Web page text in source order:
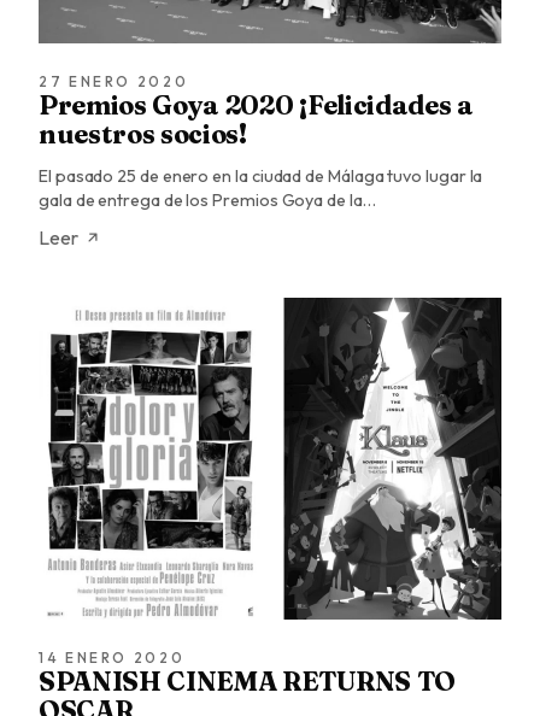
27 ENERO 2020
Premios Goya 2020 ¡Felicidades a
nuestros socios!
El pasado 25 de enero en la ciudad de Málaga tuvo lugar la
gala de entrega de los Premios Goya de la…
Leer
14 ENERO 2020
SPANISH CINEMA RETURNS TO